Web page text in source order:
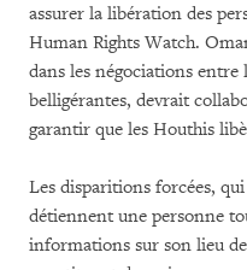
assurer la libération des
Human Rights Watch.
dans les négociations entre
belligérantes, devrait
garantir que les Houthis
Les disparitions forcées,
détiennent une personne
informations sur son lieu